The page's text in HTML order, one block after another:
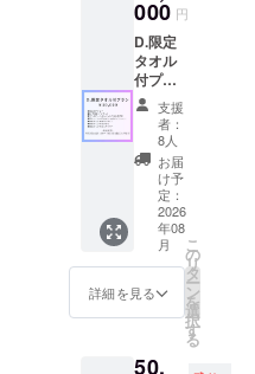
欄に掲
載を希
望され
るお名
前をご
記入く
ださい
■限定ア
バター
用衣装
(Vroid
制作/T
シャツ)
※後日、
ギガ
ファイ
ル便
(メール)
にてお
送りさ
せてい
ただき
ます(時
定オリ
000 円
D.限定
タオル
付プラ
ン ■限
定紙チ
ケット
※記念品
紙チ
ケット
後日郵
送させ
ていた
だきま
す(時期
未定･1
年以内)
バター
支援
者：
8人
お届
け予
定：
2026
年08
月
詳細を見る
こ
の
リ
タ
ー
ン
を
選
択
す
る
50,